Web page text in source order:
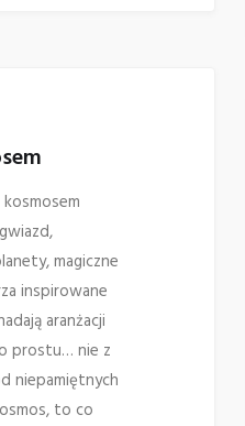
magiczne
inspirowane
aranżacji
prostu… nie z
niepamiętnych
to co